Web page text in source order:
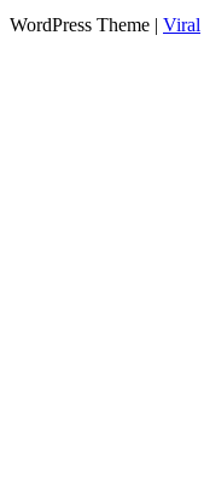
WordPress Theme | Viral